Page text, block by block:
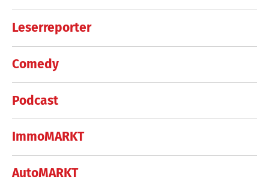
Leserreporter
Comedy
Podcast
ImmoMARKT
AutoMARKT